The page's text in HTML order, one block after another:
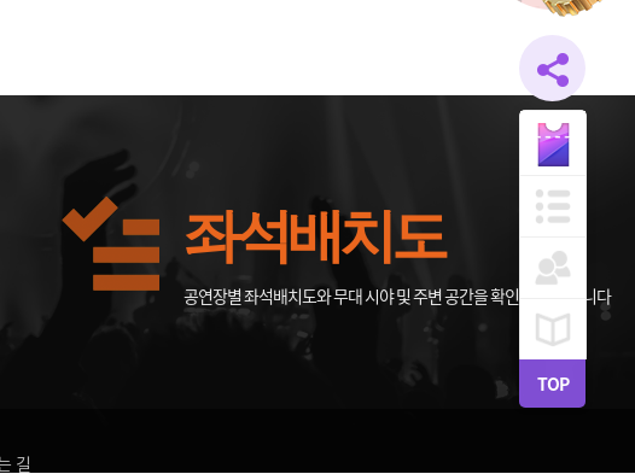
TOP
좌석배치도
공연장별 좌석배치도와 무대 시야 및 주변 공간을 확인할 수 있습니다
길